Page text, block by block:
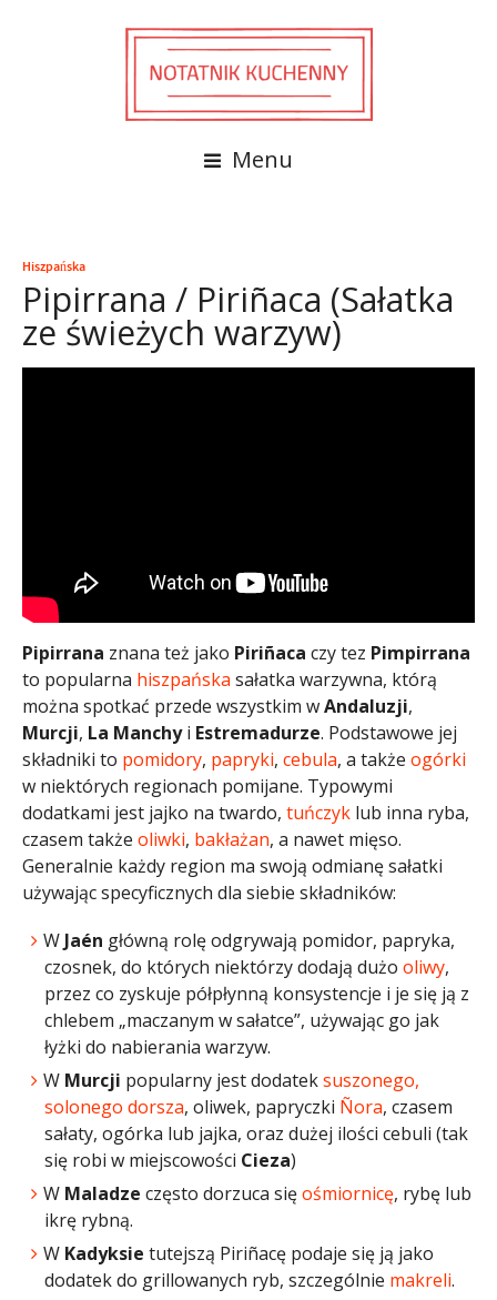
Menu
Hiszpańska
Pipirrana / Piriñaca (Sałatka
ze świeżych warzyw)
Pipirrana znana też jako Piriñaca czy tez Pimpirrana
to popularna hiszpańska sałatka warzywna, którą
można spotkać przede wszystkim wAndaluzji,
Murcji, La Manchyi Estremadurze. Podstawowe jej
składniki to pomidory, papryki, cebula, a także ogórki
w niektórych regionach pomijane. Typowymi
dodatkami jest jajko na twardo, tuńczyk lub inna ryba,
czasem także oliwki, bakłażan, a nawet mięso.
Generalnie każdy region ma swoją odmianę sałatki
używając specyficznych dla siebie składników:
W Jaén główną rolę odgrywają pomidor, papryka,
czosnek, do których niektórzy dodają dużo oliwy,
przez co zyskuje półpłynną konsystencje i je się ją z
chlebem „maczanym w sałatce”, używając go jak
łyżki do nabierania warzyw.
W Murcji popularny jest dodateksuszonego,
solonego dorsza, oliwek, papryczki Ñora, czasem
sałaty, ogórka lub jajka, oraz dużej ilości cebuli (tak
się robi w miejscowości Cieza)
W Maladze często dorzuca sięośmiornicę, rybę lub
ikrę rybną.
W Kadyksie tutejszą Piriñacę podaje się ją jako
dodatek do grillowanych ryb, szczególnie makreli.